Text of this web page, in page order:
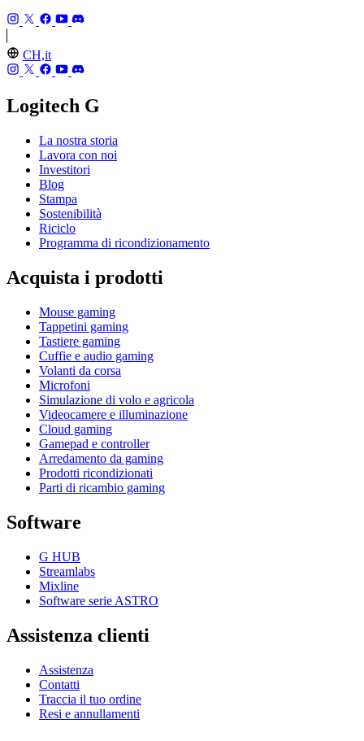
CH,it
Logitech G
La nostra storia
Lavora con noi
Investitori
Blog
Stampa
Sostenibilità
Riciclo
Programma di ricondizionamento
Acquista i prodotti
Mouse gaming
Tappetini gaming
Tastiere gaming
Cuffie e audio gaming
Volanti da corsa
Microfoni
Simulazione di volo e agricola
Videocamere e illuminazione
Cloud gaming
Gamepad e controller
Arredamento da gaming
Prodotti ricondizionati
Parti di ricambio gaming
Software
G HUB
Streamlabs
Mixline
Software serie ASTRO
Assistenza clienti
Assistenza
Contatti
Traccia il tuo ordine
Resi e annullamenti